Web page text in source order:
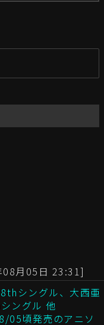
月05日 23:31]
シングル、大西亜
ングル 他
05頃発売のアニソ